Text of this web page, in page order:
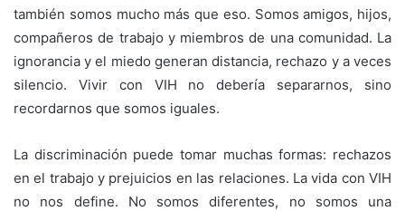
también somos mucho más que eso. Somos amigos, hijos,
compañeros de trabajo y miembros de una comunidad. La
ignorancia y el miedo generan distancia, rechazo y a veces
silencio. Vivir con VIH no debería separarnos, sino
recordarnos que somos iguales.
La discriminación puede tomar muchas formas: rechazos
en el trabajo y prejuicios en las relaciones. La vida con VIH
no nos define. No somos diferentes, no somos una